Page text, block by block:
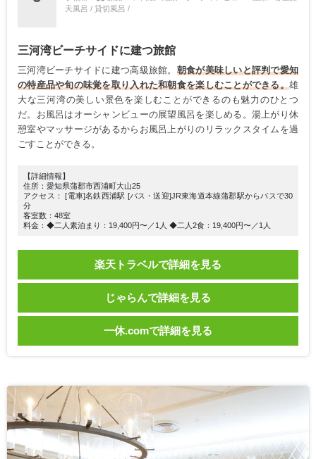
天風呂 / 貸切風呂 /
三河湾ビーチサイドに建つ旅館
三河湾ビーチサイドに建つ高級旅館。 朝食が美味しいと評判で愛知
の特産品や旬の味覚を取り入れた和朝食を楽しむことができる。雄
大な三河湾の美しい景色を楽しむことができるのも魅力のひとつ
だ。お風呂はオーシャンビューの展望風呂を楽しめる。湯上がり休
憩室やマッサージがあるからお風呂上がりのリラックスタイムを過
ごすことができる。
【詳細情報】
住所：愛知県蒲郡市西浦町大山25
アクセス： [電車]名鉄西浦駅 [バス・送迎]JR東海道本線蒲郡駅からバスで30
分
客室数：48室
料金：◆二人素泊まり：19,400円〜／1人 ◆二人2食：19,400円〜／1人
楽天トラベルで詳細を見る
じゃらんで詳細を見る
一休.comで詳細を見る